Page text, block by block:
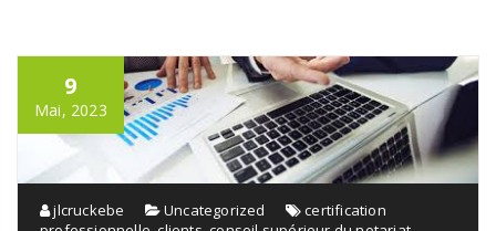
9
Mai, 2023
jlcruckebe Uncategorized
certification